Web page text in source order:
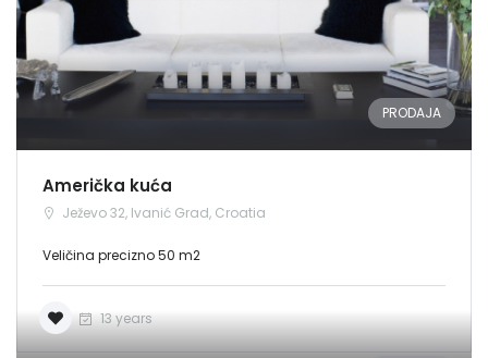
PRODAJA
Američka kuća
Ježevo 32, Ivanić Grad, Croatia
Veličina precizno 50 m2
13 years